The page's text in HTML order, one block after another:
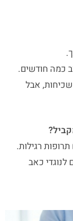
כמה חודשים.
שכיחות, אבל
רגילות.
כאב